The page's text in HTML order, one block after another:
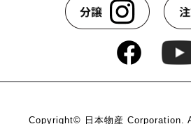
Copyright© 日本物産 Corporation.